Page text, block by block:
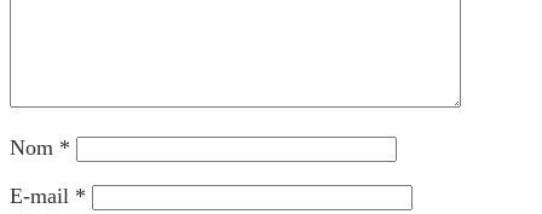
Nom *
E-mail *